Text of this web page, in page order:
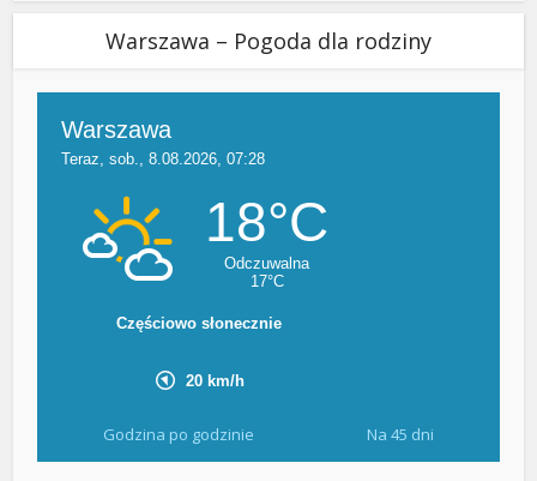
Warszawa – Pogoda dla rodziny
Godzina po godzinie Na 45 dni